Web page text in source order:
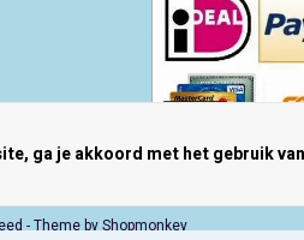
- Theme byShopmonkey
ga je akkoord met het gebruik